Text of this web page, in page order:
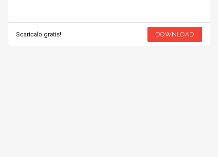
Scaricalo gratis! DOWNLOAD